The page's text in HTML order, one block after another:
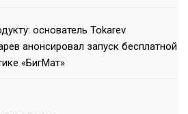
основатель Tokarev
анонсировал запуск бесплатной
«БигМат»